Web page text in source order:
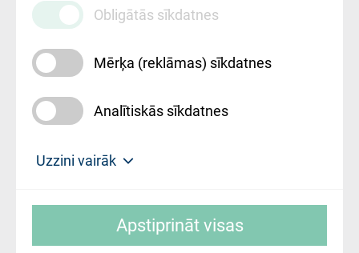
Maksas
pakalpojumu
cenrādis
Obligātās sīkdatnes
Mērķa (reklāmas) sīkdatnes
Analītiskās sīkdatnes
Uzzini vairāk
slimnīca, turpmāk – Pārzinis, sīkdatņu
Apstiprināt visas